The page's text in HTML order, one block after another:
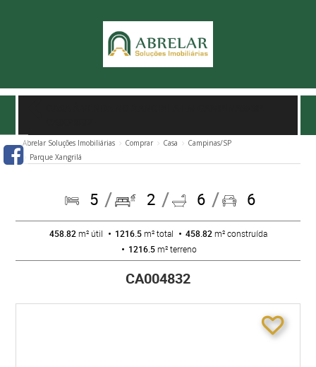
Abrelar Soluções Imobiliárias Comprar Casa
Campinas/SP
Parque Xangrilá
5 2 6 6
458.82 m² útil 1216.5m² total 458.82 m² construída
1216.5m² terreno
CA004832